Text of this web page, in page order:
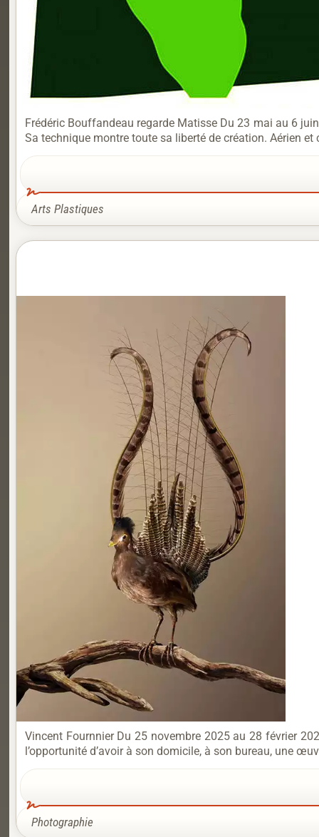
Frédéric Bouffandeau regarde Matisse Du 23 mai au 6
Sa technique montre toute sa liberté de création. Aérien
Arts Plastiques
Vincent Fournnier Du 25 novembre 2025 au 28 février
l’opportunité d’avoir à son domicile, à son bureau, une
Photographie